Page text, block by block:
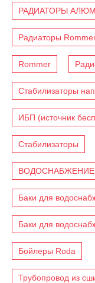
РАДИАТОРЫ
Радиаторы
Rommer
Стабилизаторы
ИБП (источник
Стабилизаторы
ВОДОСНАБЖЕНИЕ
Баки для
Баки для
Бойлеры Roda
Трубопровод из